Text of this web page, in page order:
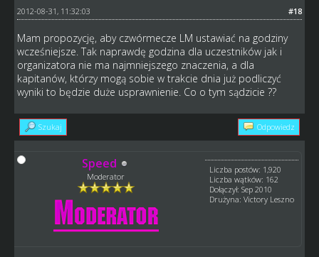
#18
2012-08-31, 11:32:03
Mam propozycję, aby czwórmecze LM ustawiać na godziny
wcześniejsze. Tak naprawdę godzina dla uczestników jak i
organizatora nie ma najmniejszego znaczenia, a dla
kapitanów, którzy mogą sobie w trakcie dnia już podliczyć
wyniki to będzie duże usprawnienie. Co o tym sądzicie ??
Szukaj Odpowiedz
Speed
Moderator
Liczba postów: 1,920
Liczba wątków: 162
Dołączył: Sep 2010
Drużyna: Victory Leszno